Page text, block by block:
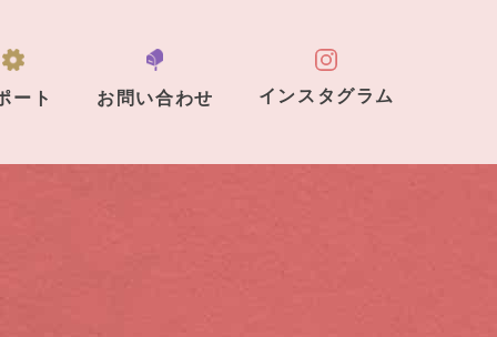
ート お問い合わせ インスタグラム